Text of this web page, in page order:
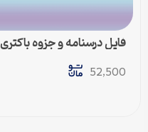
فایل درسنامه و جزوه باکتری 2 استاد مهاجری
52,500